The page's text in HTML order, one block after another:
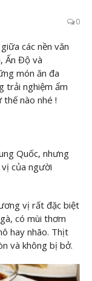
0
các nền văn
Ấn Độ và
món ăn đa
trải nghiệm ẩm
nào nhé !
Quốc, nhưng
của người
vị rất đặc biệt
có mùi thơm
hay nhão. Thịt
và không bị bở.